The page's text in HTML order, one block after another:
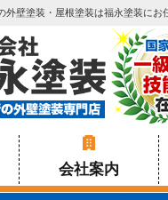
外壁塗装・屋根塗装は福永塗装にお
会社案内